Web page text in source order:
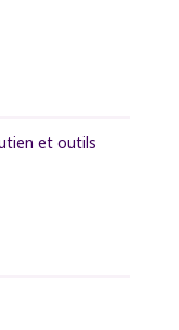
et outils